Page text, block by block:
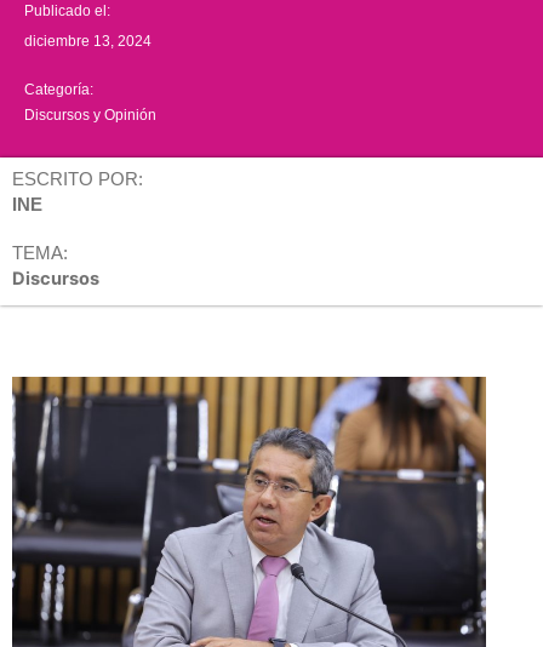
Publicado el:
diciembre 13, 2024
Categoría:
Discursos y Opinión
ESCRITO POR:
INE
TEMA:
Discursos